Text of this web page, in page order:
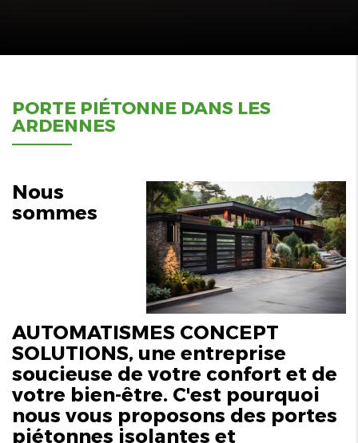
PORTE PIÉTONNE DANS LES
ARDENNES
Nous
sommes
AUTOMATISMES CONCEPT
SOLUTIONS, une entreprise
soucieuse de votre confort et de
votre bien-être. C'est pourquoi
nous vous proposons des portes
piétonnes isolantes et